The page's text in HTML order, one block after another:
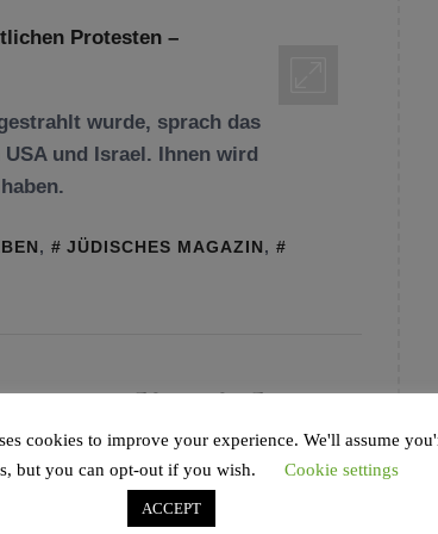
wurde, sprach das
und Israel. Ihnen wird
, JÜDISCHES MAGAZIN,
die sich vor
Haare
cookies to improve your experience. We'll assume
but you can opt-out if you wish.
Cookie settings
ACCEPT